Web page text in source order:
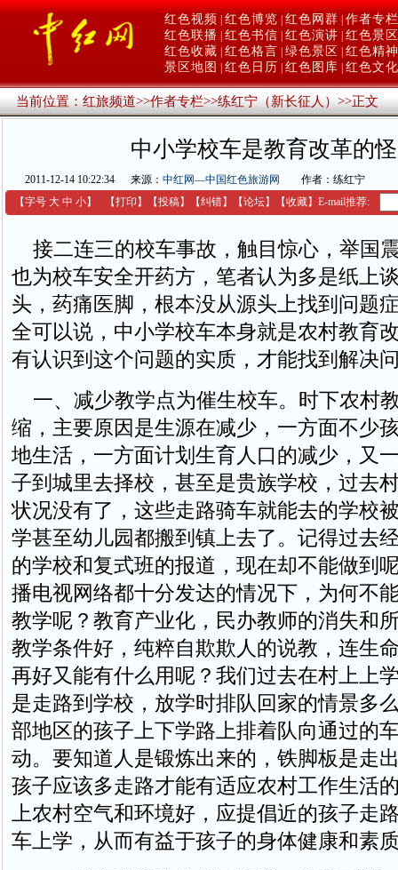
红色视频 红色博览 红色网群 作者专栏
红色联播 红色书信 红色演讲 红色景区
红色收藏 红色格言 绿色景区
红色精神
景区地图
红色日历 红色图库 红色文化
当前位置：红旅频道>>作者专栏>>练红宁（新长征人）>>正文
中小学校车是教育改革的
2011-12-14 10:22:34 来源： 中红网—中国红色旅游网
作者：练红宁
【字号 大 中 小】 【打印 】 【投稿】 【纠错】 【论坛】 【收藏】 E-mail推荐:
接二连三的校车事故，触目惊心，举国
也为校车安全开药方，笔者认为多是纸上
头，药痛医脚，根本没从源头上找到问题
全可以说，中小学校车本身就是农村教育
有认识到这个问题的实质，才能找到解决
一、减少教学点为催生校车。时下农村
缩，主要原因是生源在减少，一方面不少
地生活，一方面计划生育人口的减少，又
子到城里去择校，甚至是贵族学校，过去
状况没有了，这些走路骑车就能去的学校
学甚至幼儿园都搬到镇上去了。记得过去
的学校和复式班的报道，现在却不能做到
播电视网络都十分发达的情况下，为何不
教学呢？教育产业化，民办教师的消失和
教学条件好，纯粹自欺欺人的说教，连生
再好又能有什么用呢？我们过去在村上上
是走路到学校，放学时排队回家的情景多
部地区的孩子上下学路上排着队向通过的
动。要知道人是锻炼出来的，铁脚板是走
孩子应该多走路才能有适应农村工作生活
上农村空气和环境好，应提倡近的孩子走
车上学，从而有益于孩子的身体健康和素